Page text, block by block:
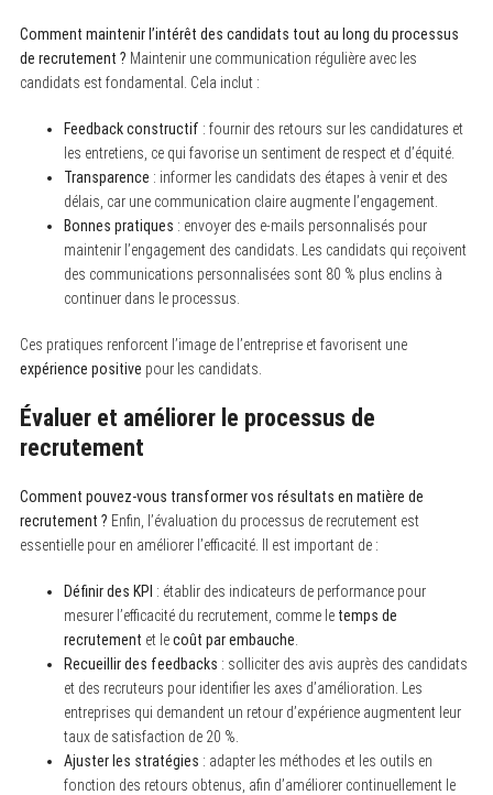
Comment maintenir l’intérêt des candidats tout au long du processus
de recrutement ? Maintenir une communication régulière avec les
candidats est fondamental. Cela inclut :
Feedback constructif : fournir des retours sur les candidatures et
les entretiens, ce qui favorise un sentiment de respect et d’équité.
Transparence : informer les candidats des étapes à venir et des
délais, car une communication claire augmente l’engagement.
Bonnes pratiques : envoyer des e-mails personnalisés pour
maintenir l’engagement des candidats. Les candidats qui reçoivent
des communications personnalisées sont 80 % plus enclins à
continuer dans le processus.
Ces pratiques renforcent l’image de l’entreprise et favorisent une
expérience positive pour les candidats.
Évaluer et améliorer le processus de
recrutement
Comment pouvez-vous transformer vos résultats en matière de
recrutement ? Enfin, l’évaluation du processus de recrutement est
essentielle pour en améliorer l’efficacité. Il est important de :
Définir des KPI : établir des indicateurs de performance pour
mesurer l’efficacité du recrutement, comme le temps de
recrutement et lecoût par embauche
Recueillir des feedbacks : solliciter des avis auprès des candidats
et des recruteurs pour identifier les axes d’amélioration. Les
entreprises qui demandent un retour d’expérience augmentent leur
taux de satisfaction de 20 %.
Ajuster les stratégies : adapter les méthodes et les outils en
fonction des retours obtenus, afin d’améliorer continuellement le